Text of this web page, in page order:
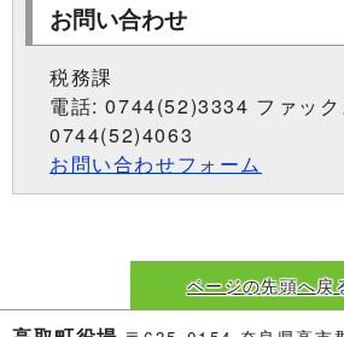
お問い合わせ
税務課
電話: 0744(52)3334 ファック
0744(52)4063
お問い合わせフォーム
ページの先頭へ戻